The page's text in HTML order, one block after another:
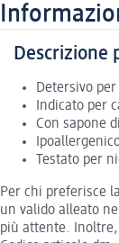
Descrizione
Detersivo
Indicato per
Con sapone
Testato per
Per chi preferisce
un valido alleato
più attente.